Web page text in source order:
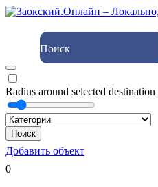
Поиск
Radius around selected destination
Поиск
Добавить объект
0